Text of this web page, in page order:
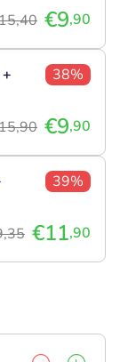
€9,90
38%
€9,90
39%
€11,90